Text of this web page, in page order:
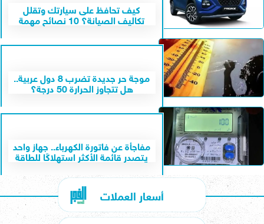
كيف تحافظ على سيارتك وتقلل
تكاليف الصيانة؟ 10 نصائح مهمة
موجة حر جديدة تضرب 8 دول عربية..
هل تتجاوز الحرارة 50 درجة؟
مفاجأة عن فاتورة الكهرباء.. جهاز واحد
يتصدر قائمة الأكثر استهلاكًا للطاقة
أسعار العملات